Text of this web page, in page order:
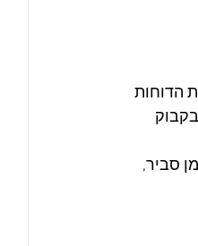
הדוחות
סביר,